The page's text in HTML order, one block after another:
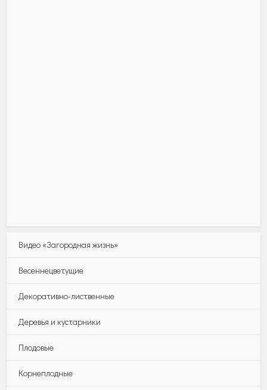
Видео «Загородная жизнь»
Весеннецветущие
Декоративно-лиственные
Деревья и кустарники
Плодовые
Корнеплодные